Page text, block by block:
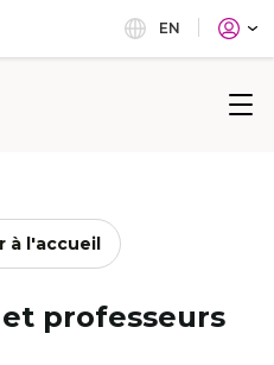
EN
à l'accueil
professeurs